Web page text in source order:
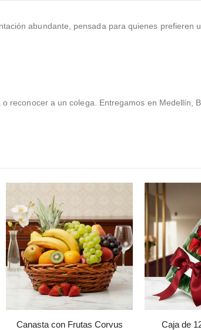
abundante, pensada para quienes prefieren
reconocer a un colega. Entregamos en Medellín,
Canasta con Frutas Corvus Caja de